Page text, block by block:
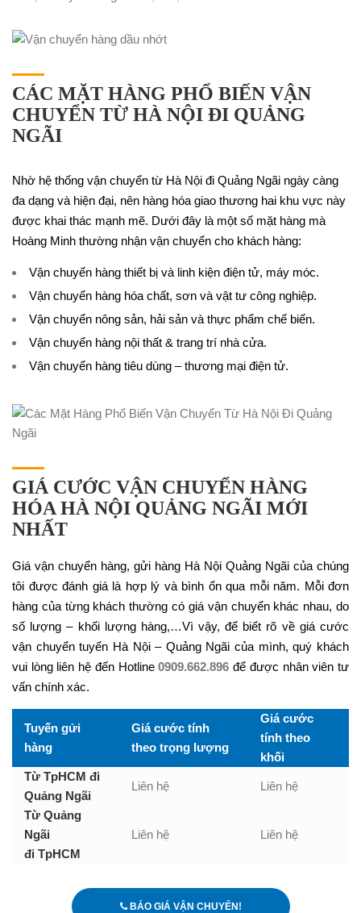
CÁC MẶT HÀNG PHỔ BIẾN VẬN
CHUYỂN TỪ HÀ NỘI ĐI QUẢNG
NGÃI
Nhờ hệ thống vận chuyển từ Hà Nội đi Quảng Ngãi ngày càng
đa dạng và hiện đại, nên hàng hóa giao thương hai khu vực này
được khai thác mạnh mẽ. Dưới đây là một số mặt hàng mà
Hoàng Minh thường nhận vận chuyển cho khách hàng:
Vận chuyển hàng thiết bị và linh kiện điện tử, máy móc.
Vận chuyển hàng hóa chất, sơn và vật tư công nghiệp.
Vận chuyển nông sản, hải sản và thực phẩm chế biến.
Vận chuyển hàng nội thất & trang trí nhà cửa.
Vận chuyển hàng tiêu dùng – thương mại điện tử.
GIÁ CƯỚC VẬN CHUYỂN HÀNG
HÓA HÀ NỘI QUẢNG NGÃI MỚI
NHẤT
Giá vận chuyển hàng, gửi hàng Hà Nội Quảng Ngãi của chúng
tôi được đánh giá là hợp lý và bình ổn qua mỗi năm. Mỗi đơn
hàng của từng khách thường có giá vận chuyển khác nhau, do
số lượng – khối lượng hàng,…Vì vậy, để biết rõ về giá cước
vận chuyển tuyến Hà Nội – Quảng Ngãi của mình, quý khách
vui lòng liên hệ đến Hotline0909.662.896 để được nhân viên tư
vấn chính xác.
Tuyến gửi
hàng
Giá cước tính
theo trọng lượng
Giá cước
tính theo
khối
Từ TpHCM đi
Quảng Ngãi
Liên hệ Liên hệ
Từ Quảng
Ngãi
đi TpHCM
Liên hệ Liên hệ
BÁO GIÁ VẬN CHUYỂN!